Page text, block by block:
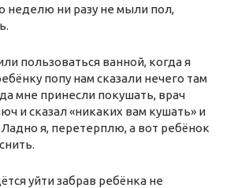
неделю ни разу не мыли пол,
пользоваться ванной, когда я
попу нам сказали нечего там
мне принесли покушать, врач
и сказал «никаких вам кушать» и
я, перетерплю, а вот ребёнок
уйти забрав ребёнка не